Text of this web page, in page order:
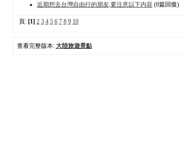
近期想去台灣自由行的朋友,要注意以下内容(0篇回復)
頁: [1] 2 3 4 5 6 7 8 9 10
查看完整版本: 大陸旅遊景點